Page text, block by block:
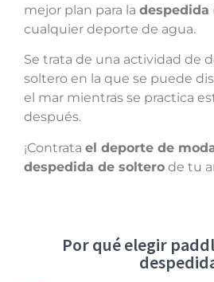
mejor plan para la despedida
cualquier deporte de agua.
Se trata de una actividad de
soltero en la que se puede
el mar mientras se practica
después.
¡Contrata el deporte de
despedida de soltero de tu
Por qué elegir